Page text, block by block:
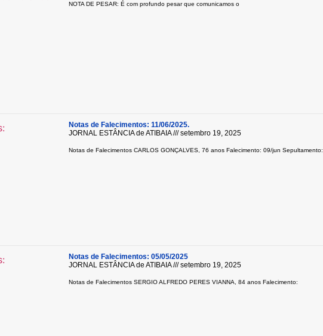
NOTA DE PESAR: É com profundo pesar que comunicamos o
Notas de Falecimentos: 11/06/2025.
JORNAL ESTÂNCIA de ATIBAIA
setembro 19, 2025
Notas de Falecimentos CARLOS GONÇALVES, 76 anos Falecimento: 09/jun Sepultamento:
Notas de Falecimentos: 05/05/2025
JORNAL ESTÂNCIA de ATIBAIA
setembro 19, 2025
Notas de Falecimentos SERGIO ALFREDO PERES VIANNA, 84 anos Falecimento: